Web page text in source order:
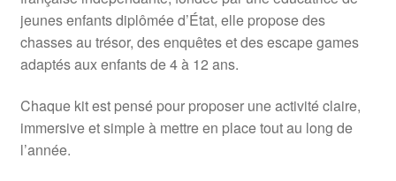
jeunes enfants diplômée d’État, elle propose des
chasses au trésor, des enquêtes et des escape games
adaptés aux enfants de 4 à 12 ans.
Chaque kit est pensé pour proposer une activité claire,
immersive et simple à mettre en place tout au long de
l’année.